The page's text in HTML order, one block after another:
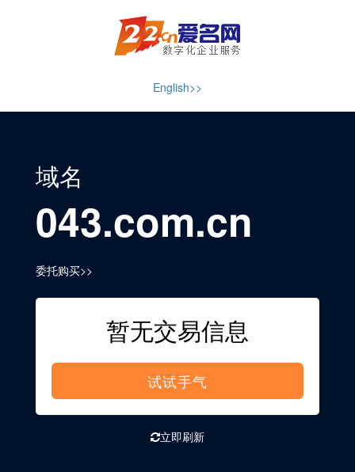
English>>
域名
043.com.cn
委托购买>>
暂无交易信息
试试手气
立即刷新